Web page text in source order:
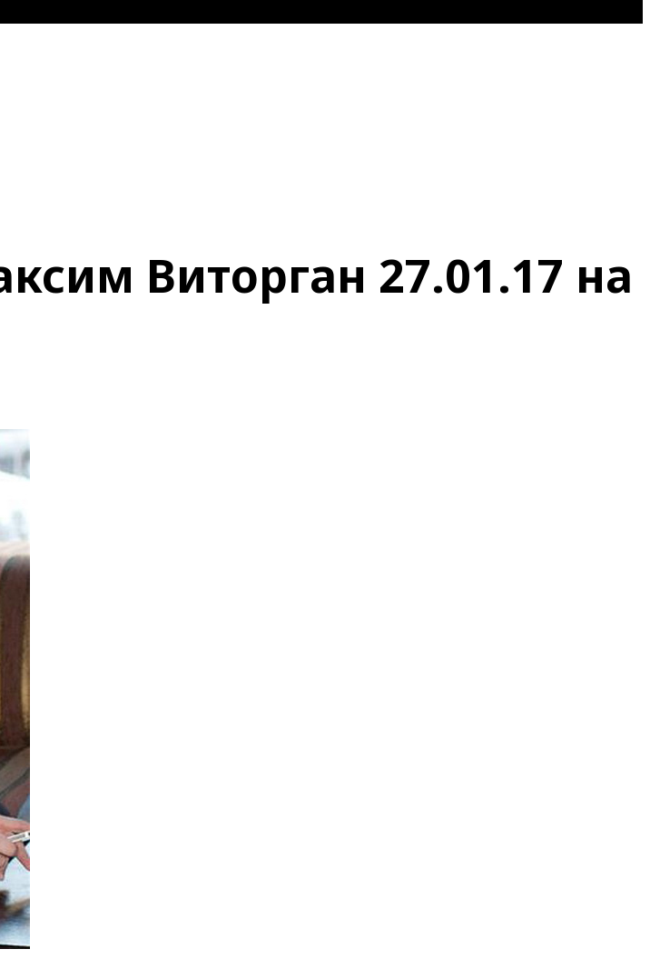
Виторган 27.01.17 на